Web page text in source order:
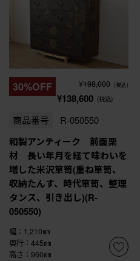
30%OFF ¥198,000 (税込)
¥138,600 (税込)
商品番号 R-050550
和製アンティーク 前面栗
材 長い年月を経て味わいを
増した米沢箪笥(重ね箪笥、
収納たんす、時代箪笥、整理
タンス、引き出し)(R-
050550)
幅：1,210㎜
奥行：445㎜
高さ：960㎜